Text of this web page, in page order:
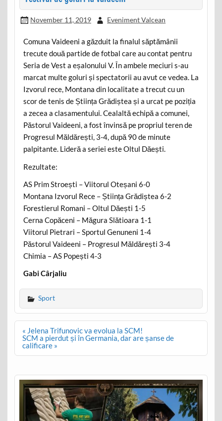
November 11, 2019 Eveniment Valcean
Comuna Vaideeni a găzduit la finalul săptămânii
trecute două partide de fotbal care au contat pentru
Seria de Vest a eșalonului V. În ambele meciuri s-au
marcat multe goluri și spectatorii au avut ce vedea. La
Izvorul rece, Montana din localitate a trecut cu un
scor de tenis de Știința Grădiștea și a urcat pe poziția
a zecea a clasamentului. Cealaltă echipă a comunei,
Păstorul Vaideeni, a fost învinsă pe propriul teren de
Progresul Măldărești, 3-4, după 90 de minute
palpitante. Lideră a seriei este Oltul Dăești.
Rezultate:
AS Prim Stroești – Viitorul Oteșani 6-0
Montana Izvorul Rece – Știința Grădiștea 6-2
Forestierul Romani – Oltul Dăești 1-5
Cerna Copăceni – Măgura Slătioara 1-1
Viitorul Pietrari – Sportul Genuneni 1-4
Păstorul Vaideeni – Progresul Măldărești 3-4
Chimia – AS Popești 4-3
Gabi Cârjaliu
Sport
Post
navigation
« Jelena Trifunovic va evolua la SCM!
SCM a pierdut și în Germania, dar are șanse de
calificare »